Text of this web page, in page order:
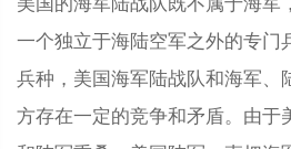
一个独立于海陆空军之外的专门
兵种，美国海军陆战队和海军、
方存在一定的竞争和矛盾。由于